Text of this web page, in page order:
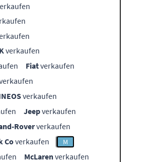
verkaufen
Fiatverkaufen
verkaufen
Jeepverkaufen
Roververkaufen
Coverkaufen M
McLarenverkaufen